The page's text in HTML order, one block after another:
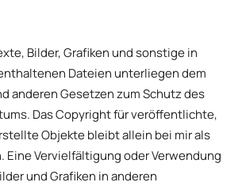
Bilder, Grafiken und sonstige in
Dateien unterliegen dem
anderen Gesetzen zum Schutz des
Das Copyright für veröffentlichte,
Objekte bleibt allein bei mir als
Eine Vervielfältigung oder Verwendung
und Grafiken in anderen